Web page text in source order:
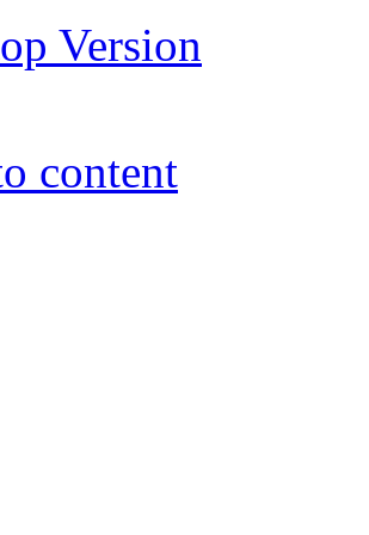
Version
content